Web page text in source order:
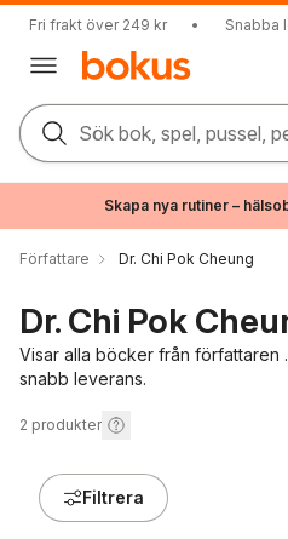
Fri frakt över 249 kr • Snabba
Sök bok, spel, pussel,
Skapa nya rutiner –
Författare Dr. Chi Pok Cheung
Dr. Chi Pok
Visar alla böcker från författaren
snabb leverans.
2 produkter
Filtrera